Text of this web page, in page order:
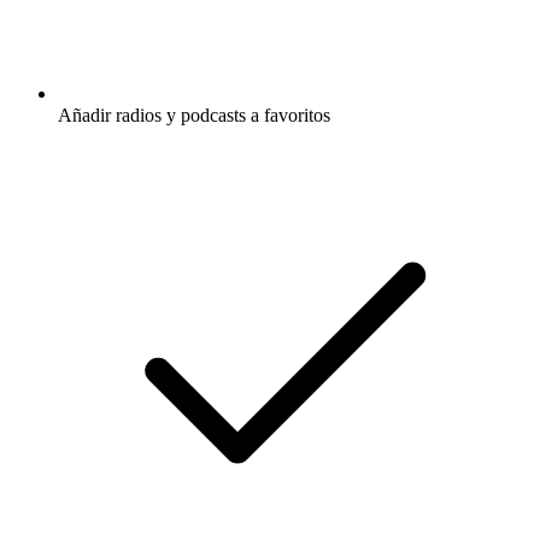
Añadir radios y podcasts a favoritos